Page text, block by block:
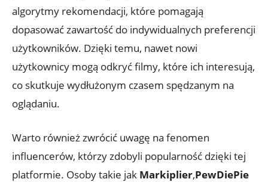
algorytmy rekomendacji, które pomagają
dopasować zawartość do indywidualnych preferencji
użytkowników. Dzięki temu, nawet nowi
użytkownicy mogą odkryć filmy, które ich interesują,
co skutkuje wydłużonym czasem spędzanym na
oglądaniu.
Warto również zwrócić uwagę na fenomen
influencerów, którzy zdobyli popularność dzięki tej
platformie. Osoby takie jak Markiplier,PewDiePie